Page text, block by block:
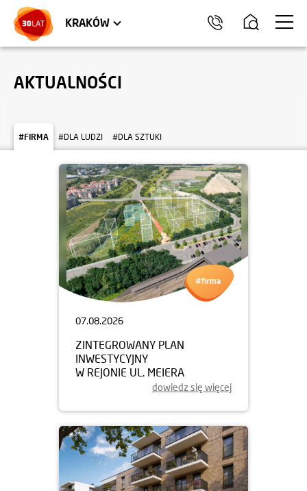
KRAKÓW
TRÓJMIASTO
LOKALE USŁUGOWE
AKTUALNOŚCI
#FIRMA #DLA LUDZI #DLA SZTUKI
07.08.2026
ZINTEGROWANY PLAN
INWESTYCYJNY
W REJONIE UL. MEIERA
dowiedz się więcej